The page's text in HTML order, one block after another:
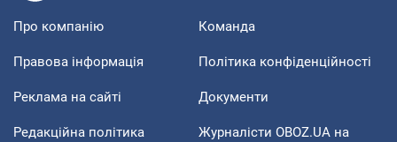
Про компанію Команда
Правова інформація Політика конфіденційності
Реклама на сайті Документи
Редакційна політика
Журналісти OBOZ.UA на